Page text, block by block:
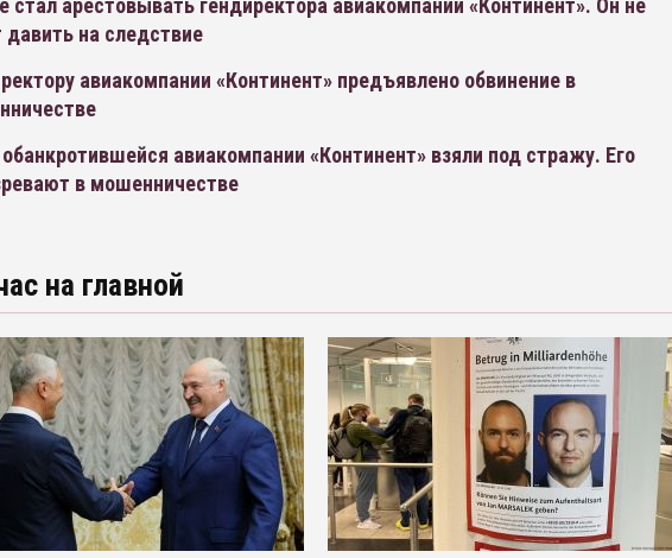
стал арестовывать гендиректора авиакомпании «Континент». Он не
давить на следствие
авиакомпании «Континент» предъявлено обвинение в
обанкротившейся авиакомпании «Континент» взяли под стражу. Его
в мошенничестве
на главной